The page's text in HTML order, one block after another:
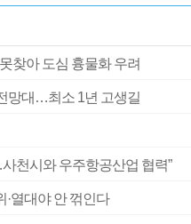
찾아 도심 흉물화 우려
망대…최소 1년 고생길
천시와 우주항공산업 협력”
열대야 안 꺾인다